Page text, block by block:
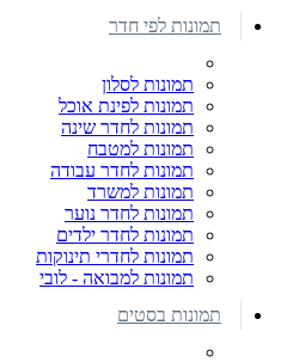
תמונות לפי חדר
תמונות לסלון
תמונות לפינת אוכל
תמונות לחדר שינה
תמונות למטבח
תמונות לחדר עבודה
תמונות למשרד
תמונות לחדר נוער
תמונות לחדר ילדים
תמונות לחדרי תינוקות
תמונות למבואה - לובי
תמונות בסטים